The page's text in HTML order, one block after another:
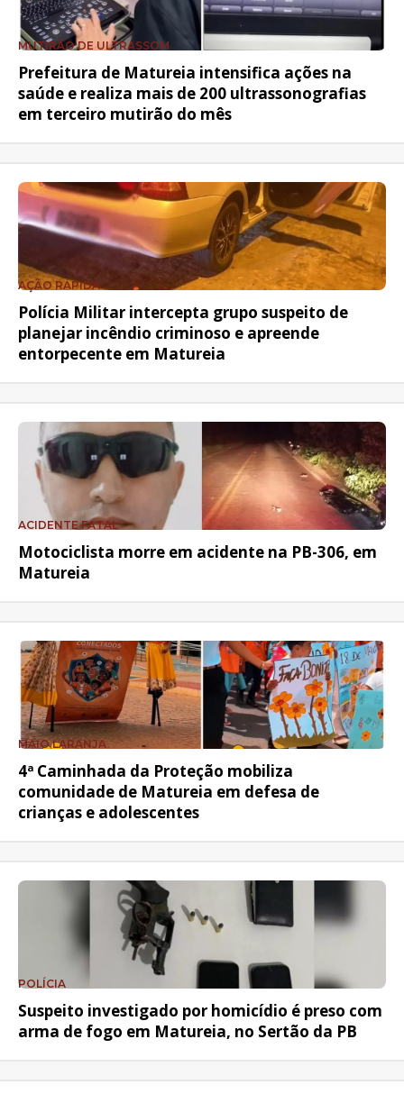
MUTIRÃO DE ULTRASSOM
Prefeitura de Matureia intensifica ações na
saúde e realiza mais de 200 ultrassonografias
em terceiro mutirão do mês
AÇÃO RÁPIDA
Polícia Militar intercepta grupo suspeito de
planejar incêndio criminoso e apreende
entorpecente em Matureia
ACIDENTE FATAL
Motociclista morre em acidente na PB-306, em
Matureia
MAIO LARANJA
4ª Caminhada da Proteção mobiliza
comunidade de Matureia em defesa de
crianças e adolescentes
POLÍCIA
Suspeito investigado por homicídio é preso com
arma de fogo em Matureia, no Sertão da PB